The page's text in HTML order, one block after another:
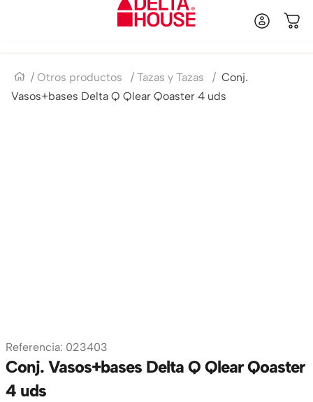
Otros productos Tazas y Tazas
Conj.
Vasos+bases Delta Q Qlear Qoaster 4 uds
Referencia: 023403
Conj. Vasos+bases Delta Q Qlear Qoaster
4 uds